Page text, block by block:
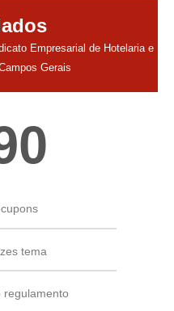
Empresarial de Hotelaria e
Gerais
tema
regulamento